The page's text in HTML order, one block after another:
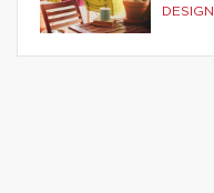
DESIGN